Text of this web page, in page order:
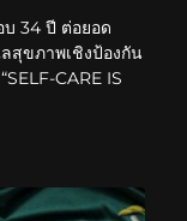
บ 34 ปี ต่อยอด
สุขภาพเชิงป้องกัน
CARE IS